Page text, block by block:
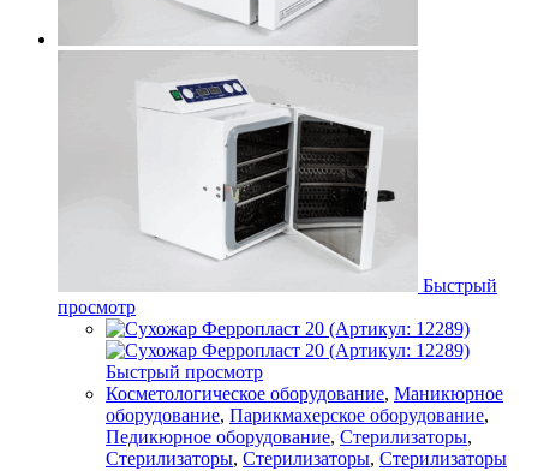
Быстрый
просмотр
Быстрый просмотр
Косметологическое оборудование, Маникюрное
оборудование, Парикмахерское оборудование,
Педикюрное оборудование, Стерилизаторы,
Стерилизаторы, Стерилизаторы, Стерилизаторы